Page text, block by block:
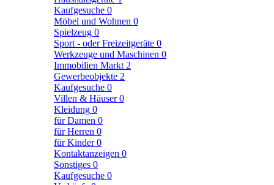
Kaufgesuche 0
Möbel und Wohnen 0
Spielzeug 0
Sport - oder Freizeitgeräte 0
Werkzeuge und Maschinen 0
Immobilien Markt 2
Gewerbeobjekte 2
Kaufgesuche 0
Villen & Häuser0
Kleidung 0
für Damen 0
für Herren 0
für Kinder0
Kontaktanzeigen 0
Sonstiges 0
Kaufgesuche 0